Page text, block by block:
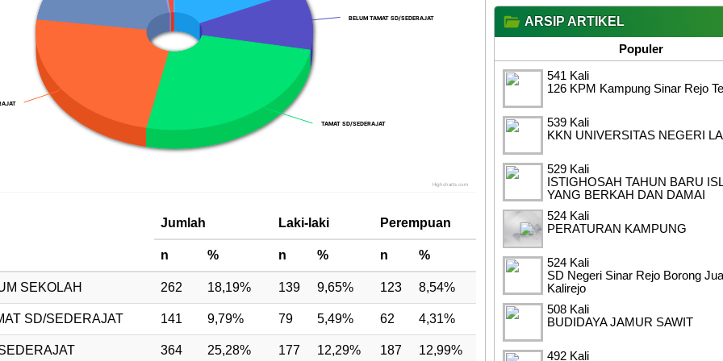
BELUM TAMAT SD/SEDERAJAT
BELUM TAMAT SD/SEDERAJAT
TAMAT SD/SEDERAJAT
TAMAT SD/SEDERAJAT
Highcharts.com
Jumlah Laki-laki Perempuan
n % n % n %
SEKOLAH 262 18,19% 139 9,65% 123 8,54%
SD/SEDERAJAT 141 9,79% 79 5,49% 62 4,31%
364 25,28% 177 12,29% 187 12,99%
ARSIP ARTIKEL
Populer
541 Kali
126 KPM Kampung Sinar Rejo
539 Kali
KKN UNIVERSITAS NEGERI
529 Kali
ISTIGHOSAH TAHUN BARU
YANG BERKAH DAN DAMAI
524 Kali
PERATURAN KAMPUNG
524 Kali
SD Negeri Sinar Rejo Borong
Kalirejo
508 Kali
BUDIDAYA JAMUR SAWIT
492 Kali